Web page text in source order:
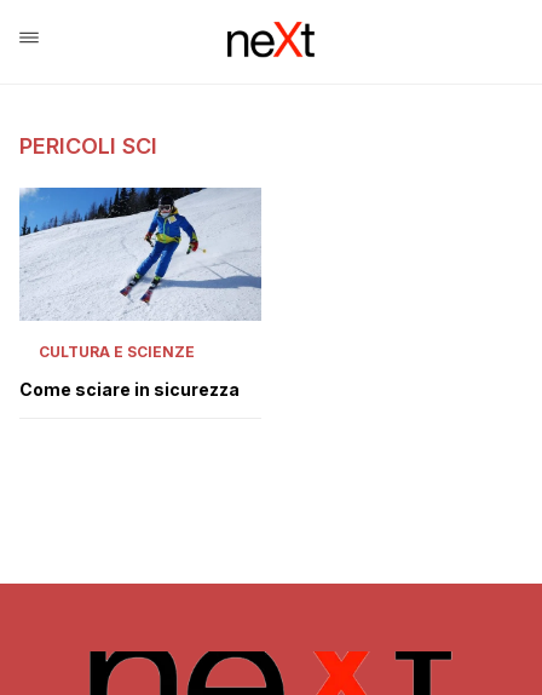
PERICOLI SCI
CULTURA E SCIENZE
Come sciare in sicurezza